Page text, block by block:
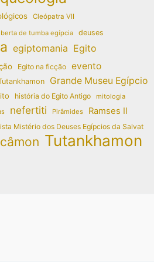
Cleópatra VII
de tumba egípcia deuses
egiptomania Egito
Egito na ficção evento
Grande Museu Egípcio
história do Egito Antigo mitologia
nefertiti Pirâmides Ramses II
Mistério dos Deuses Egípcios da Salvat
Tutankhamon